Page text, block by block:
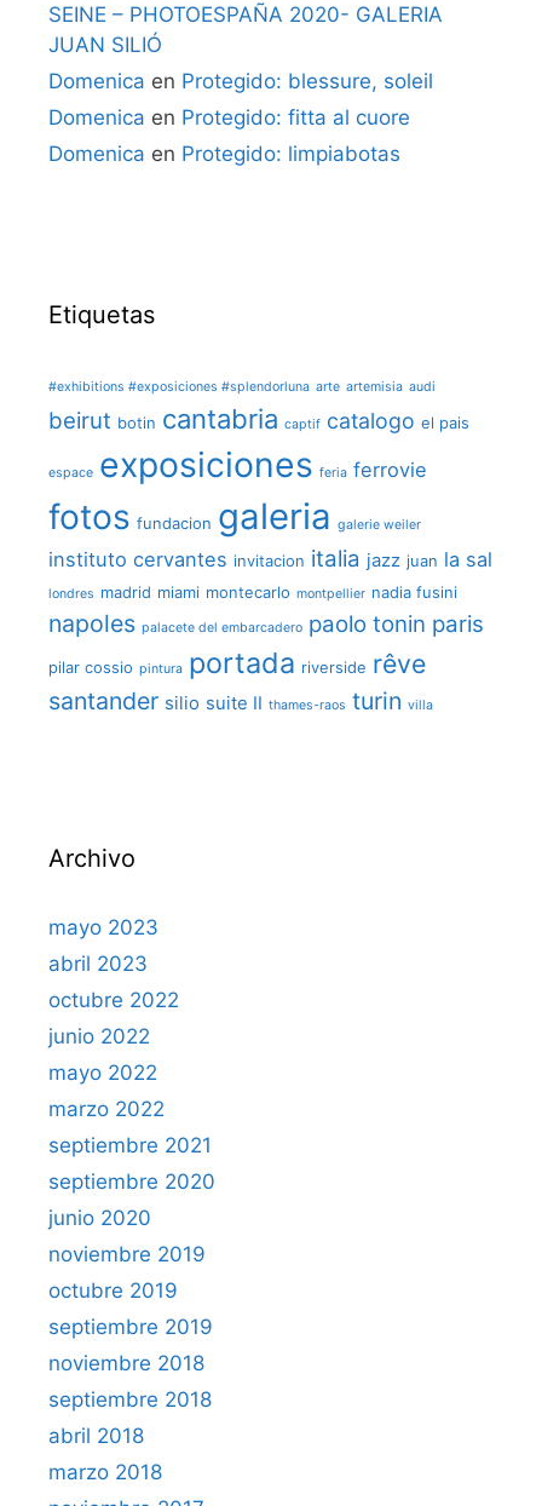
SEINE – PHOTOESPAÑA 2020- GALERIA
JUAN SILIÓ
Domenica en Protegido: blessure, soleil
Domenica en Protegido: fitta al cuore
Domenica en Protegido: limpiabotas
Etiquetas
#exhibitions #exposiciones #splendorluna arte artemisia audi
beirut botin cantabria captif catalogo el pais
espace exposiciones feria ferrovie
fotos fundacion galeria galerie weiler
instituto cervantes invitacion italia jazz juan la sal
londres madrid miami montecarlo montpellier nadia fusini
napoles palacete del embarcadero paolo tonin paris
pilar cossio pintura portada riverside rêve
santander silio suite II thames-raos turin villa
Archivo
mayo 2023
abril 2023
octubre 2022
junio 2022
mayo 2022
marzo 2022
septiembre 2021
septiembre 2020
junio 2020
noviembre 2019
octubre 2019
septiembre 2019
noviembre 2018
septiembre 2018
abril 2018
marzo 2018